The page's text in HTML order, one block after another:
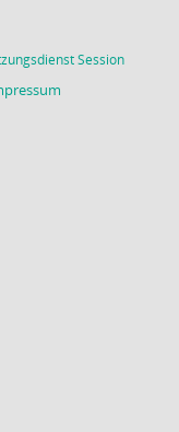
Session(Wird in